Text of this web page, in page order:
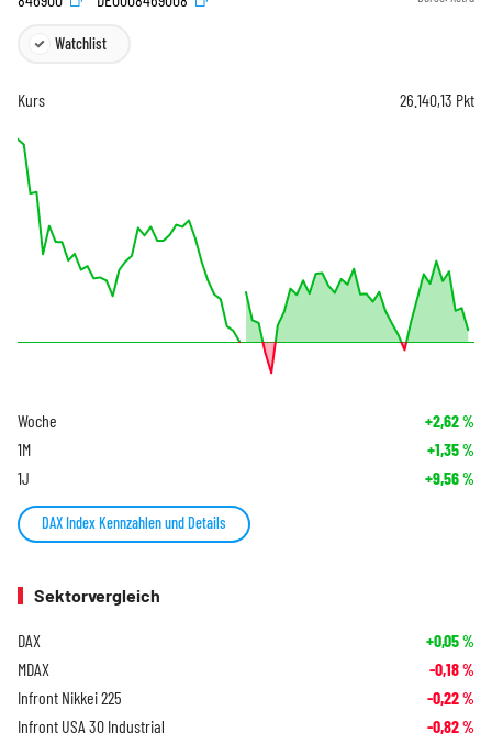
Watchlist
Kurs 26.140,13 Pkt
Woche +2,62%
1M +1,35%
1J +9,56%
DAX Index Kennzahlen und Details
Sektorvergleich
DAX +0,05%
MDAX -0,18%
Infront Nikkei 225 -0,22%
Infront USA 30 Industrial -0,82%